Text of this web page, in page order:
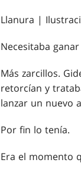
Llanura |
Necesitaba
Más zarcillos.
retorcían y
lanzar un nuevo
Por fin lo tenía.
Era el momento